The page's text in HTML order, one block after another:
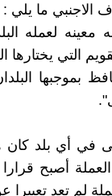
الاجنبي ما يلي :
معينه لعمله
التي يختارها
بموجبها
في أي بلد
أصبح
لم تعد